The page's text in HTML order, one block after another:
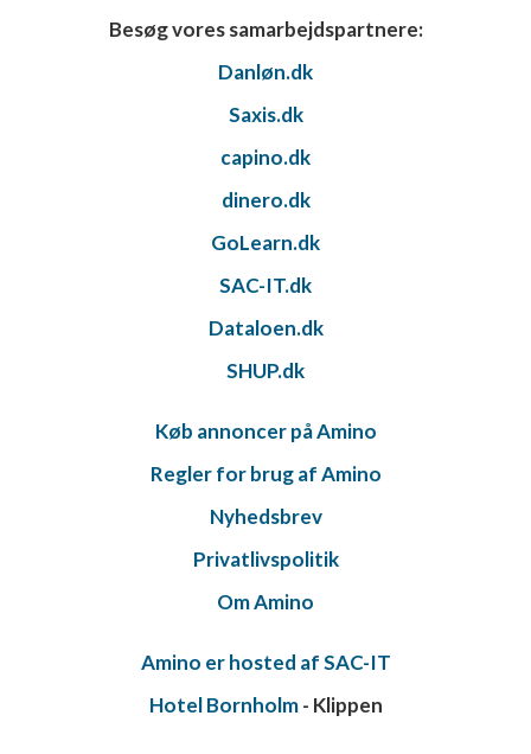
Besøg vores samarbejdspartnere:
Danløn.dk
Saxis.dk
capino.dk
dinero.dk
GoLearn.dk
SAC-IT.dk
Dataloen.dk
SHUP.dk
Køb annoncer på Amino
Regler for brug af Amino
Nyhedsbrev
Privatlivspolitik
Om Amino
Amino er hosted af SAC-IT
Hotel Bornholm- Klippen